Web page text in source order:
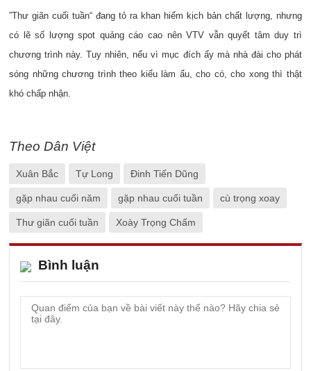
”Thư giãn cuối tuần“ đang tỏ ra khan hiếm kịch bản chất lượng, nhưng
có lẽ số lượng spot quảng cáo cao nên VTV vẫn quyết tâm duy trì
chương trình này. Tuy nhiên, nếu vì mục đích ấy mà nhà đài cho phát
sóng những chương trình theo kiểu làm ẩu, cho có, cho xong thì thật
khó chấp nhận.
Theo Dân Việt
Xuân Bắc Tự Long Đinh Tiến Dũng
gặp nhau cuối năm gặp nhau cuối tuần cù trọng xoay
Thư giãn cuối tuần Xoày Trọng Chấm
Bình luận